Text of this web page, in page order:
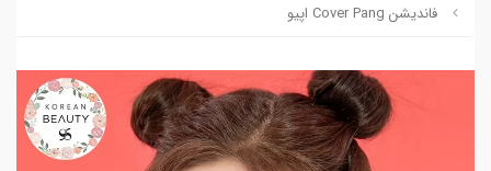
فاندیشن Cover Pang اپیو